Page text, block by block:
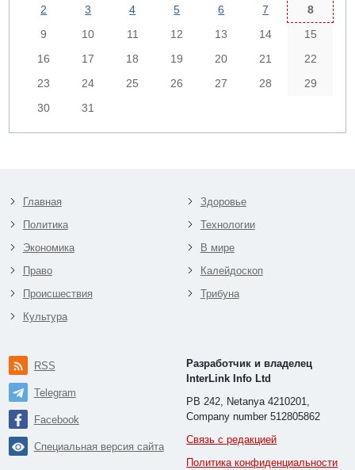
2
3 4 5 6 7
8
9
10 11 12 13 14
15
16
17 18 19 20 21
22
23
24 25 26 27 28
29
30
31
Главная
Политика
Экономика
Право
Происшествия
Культура
Здоровье
Технологии
В мире
Калейдоскоп
Трибуна
RSS
Telegram
Facebook
Специальная версия сайта
Разработчик и владелец
InterLink Info Ltd
PB 242, Netanya 4210201,
Company number 512805862
Связь с редакцией
Политика конфиденциальности